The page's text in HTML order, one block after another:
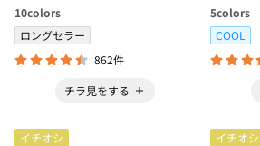
10colors
ロングセラー
862件
チラ見をする
5colors
COOL
イチオシ イチオシ